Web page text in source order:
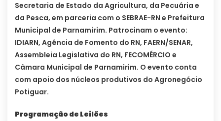
Secretaria de Estado da Agricultura, da Pecuária e
da Pesca, em parceria com o SEBRAE-RN e Prefeitura
Municipal de Parnamirim. Patrocinam o evento:
IDIARN, Agência de Fomento do RN, FAERN/SENAR,
Assembleia Legislativa do RN, FECOMÉRCIO e
Câmara Municipal de Parnamirim. O evento conta
com apoio dos núcleos produtivos do Agronegócio
Potiguar.
Programação de Leilões